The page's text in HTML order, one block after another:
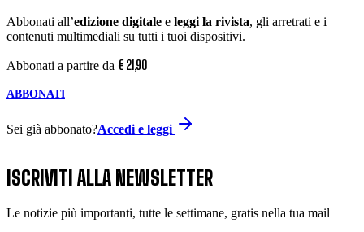
Abbonati all’edizione digitale e leggi la rivista, gli arretrati e i
contenuti multimediali su tutti i tuoi dispositivi.
Abbonati a partire da € 21,90
ABBONATI
Sei già abbonato?Accedi e leggi
ISCRIVITI ALLA NEWSLETTER
Le notizie più importanti, tutte le settimane, gratis nella tua mail